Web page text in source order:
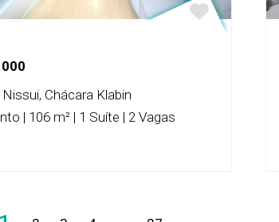
Nissui, Chácara Klabin
| 106 m² | 1 Suíte | 2 Vagas